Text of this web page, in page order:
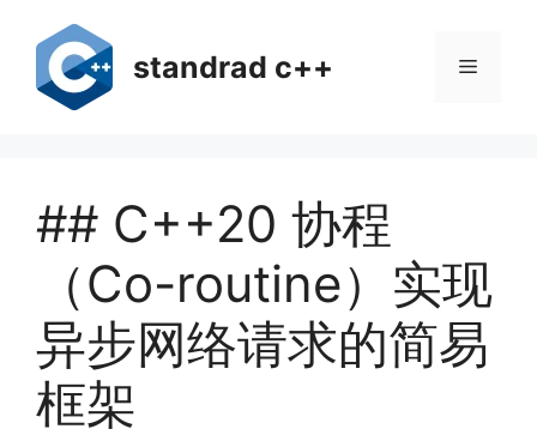
standrad c++ 菜
## C++20 协程
（Co-routine）实现
异步网络请求的简易
框架